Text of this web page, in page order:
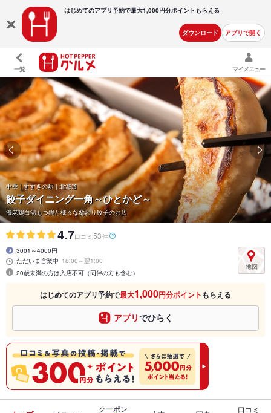
はじめてのアプリ予約で最大1,000円分ポイントもらえる
ダウンロード アプリで開く
一覧 マイメニュー
中華 | すすきの駅 | 北海道
餃子ダイニング一角～ひとかど～
海老鶏白湯もつ鍋と様々な変わり餃子のお店
4.7口コミ 53件
3001～4000円
ただいま営業中 18:00～翌1:00
20歳未満の方は入店不可（同伴の方も含む）
はじめてのアプリ予約で最大1,000円分ポイント もらえる
アプリでひらく
クーポン 口コミ